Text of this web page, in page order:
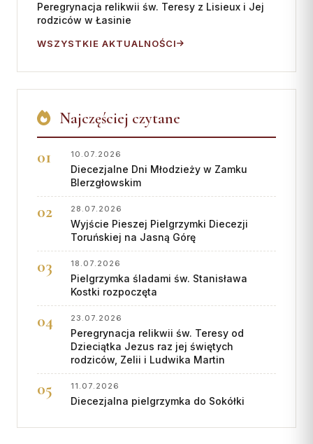
Peregrynacja relikwii św. Teresy z Lisieux i Jej
rodziców w Łasinie
WSZYSTKIE AKTUALNOŚCI
Najczęściej czytane
10.07.2026
Diecezjalne Dni Młodzieży w Zamku
BIerzgłowskim
28.07.2026
Wyjście Pieszej Pielgrzymki Diecezji
Toruńskiej na Jasną Górę
18.07.2026
Pielgrzymka śladami św. Stanisława
Kostki rozpoczęta
23.07.2026
Peregrynacja relikwii św. Teresy od
Dzieciątka Jezus raz jej świętych
rodziców, Zelii i Ludwika Martin
11.07.2026
Diecezjalna pielgrzymka do Sokółki